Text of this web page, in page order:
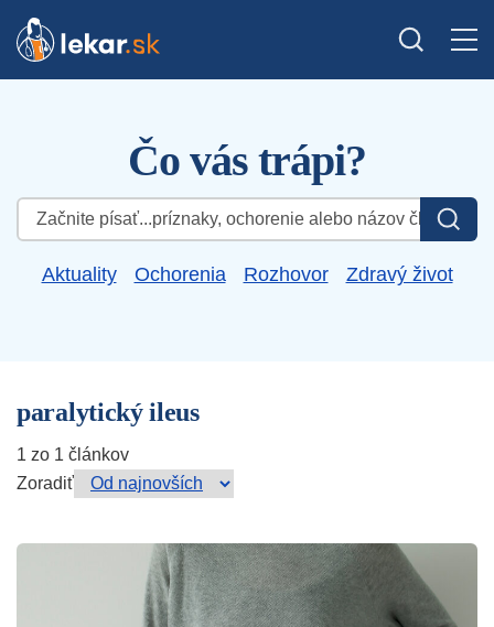
Čo vás trápi?
Hľadať:
Aktuality Ochorenia Rozhovor Zdravý život
paralytický ileus
1 zo 1 článkov
Zoradiť